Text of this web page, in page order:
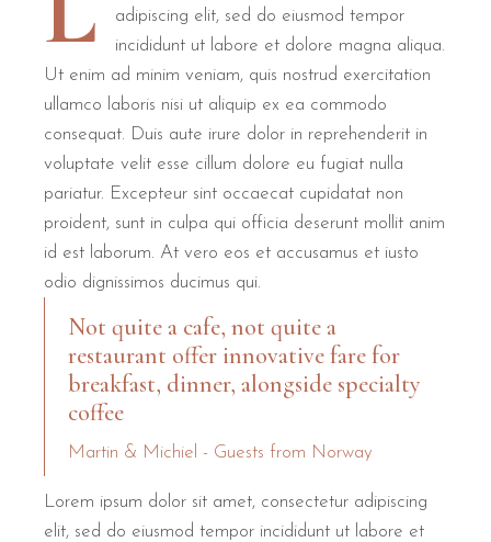
adipiscing elit, sed do eiusmod tempor
incididunt ut labore et dolore magna aliqua.
Ut enim ad minim veniam, quis nostrud exercitation
ullamco laboris nisi ut aliquip ex ea commodo
consequat. Duis aute irure dolor in reprehenderit in
voluptate velit esse cillum dolore eu fugiat nulla
pariatur. Excepteur sint occaecat cupidatat non
proident, sunt in culpa qui officia deserunt mollit anim
id est laborum. At vero eos et accusamus et iusto
odio dignissimos ducimus qui.
Not quite a cafe, not quite a
restaurant offer innovative fare for
breakfast, dinner, alongside specialty
coffee
Martin & Michiel - Guests from Norway
Lorem ipsum dolor sit amet, consectetur adipiscing
elit, sed do eiusmod tempor incididunt ut labore et